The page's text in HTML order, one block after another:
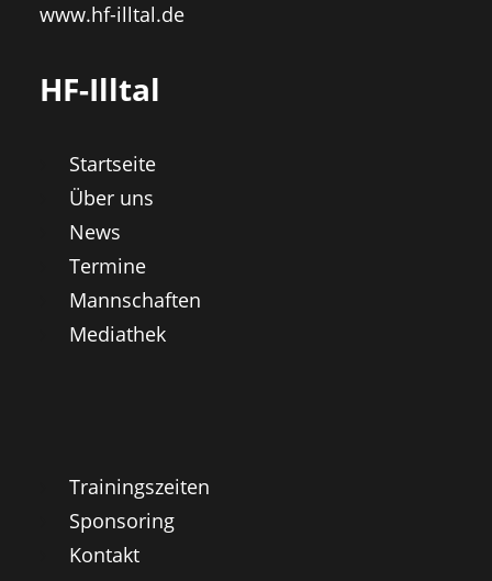
www.hf-illtal.de
HF-Illtal
Startseite
Über uns
News
Termine
Mannschaften
Mediathek
Trainingszeiten
Sponsoring
Kontakt